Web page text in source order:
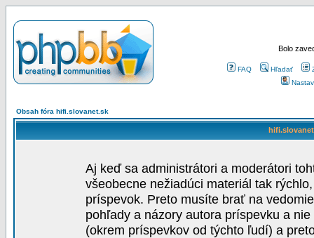
Bolo
FAQ Hľadať
Obsah fóra hifi.slovanet.sk
Aj keď sa administrátori a moderátori
všeobecne nežiadúci materiál tak
príspevok. Preto musíte brať na
pohľady a názory autora príspevku a
(okrem príspevkov od týchto ľudí) a